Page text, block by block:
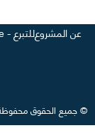
عن المشروعللتبرع - donate
©جميع الحقوق